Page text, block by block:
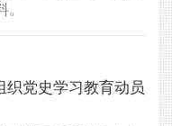
织党史学习教育动员